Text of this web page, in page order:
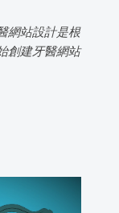
網站設計是根
創建牙醫網站